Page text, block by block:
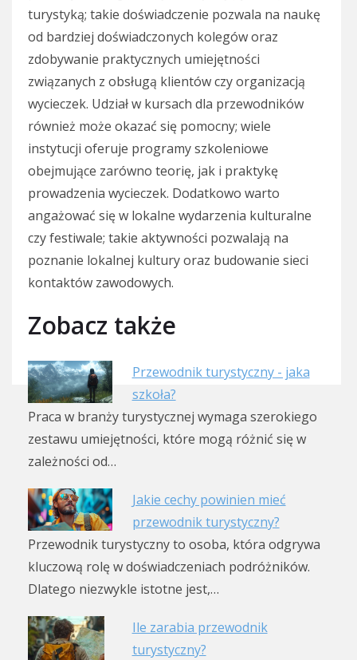
turystyką; takie doświadczenie pozwala na naukę
od bardziej doświadczonych kolegów oraz
zdobywanie praktycznych umiejętności
związanych z obsługą klientów czy organizacją
wycieczek. Udział w kursach dla przewodników
również może okazać się pomocny; wiele
instytucji oferuje programy szkoleniowe
obejmujące zarówno teorię, jak i praktykę
prowadzenia wycieczek. Dodatkowo warto
angażować się w lokalne wydarzenia kulturalne
czy festiwale; takie aktywności pozwalają na
poznanie lokalnej kultury oraz budowanie sieci
kontaktów zawodowych.
Zobacz także
Przewodnik turystyczny - jaka
szkoła?
Praca w branży turystycznej wymaga szerokiego
zestawu umiejętności, które mogą różnić się w
zależności od…
Jakie cechy powinien mieć
przewodnik turystyczny?
Przewodnik turystyczny to osoba, która odgrywa
kluczową rolę w doświadczeniach podróżników.
Dlatego niezwykle istotne jest,…
Ile zarabia przewodnik
turystyczny?